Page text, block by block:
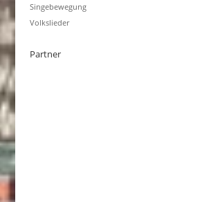
Singebewegung
Volkslieder
Partner